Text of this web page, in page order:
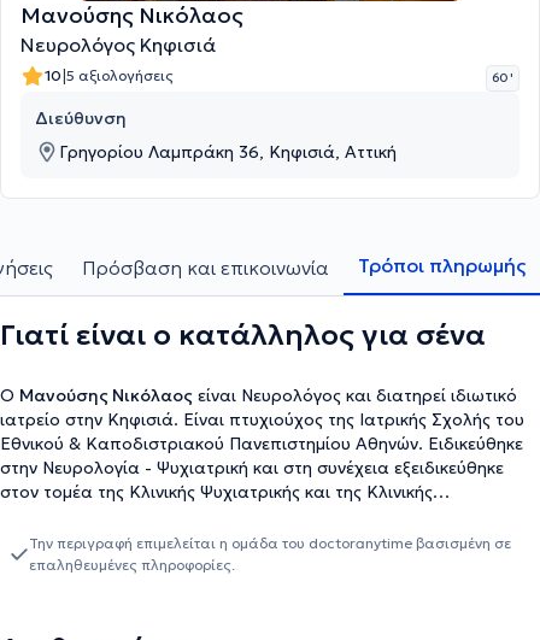
Μανούσης Νικόλαος
Νευρολόγος Κηφισιά
10|5 αξιολογήσεις 60 '
Διεύθυνση
Γρηγορίου Λαμπράκη 36, Κηφισιά, Αττική
Πρόσβαση και επικοινωνία Τρόποι πληρωμής
Γιατί είναι ο κατάλληλος για σένα
Ο Μανούσης Νικόλαος είναι Νευρολόγος και διατηρεί ιδιωτικό
ιατρείο στην Κηφισιά. Είναι πτυχιούχος της Ιατρικής Σχολής του
Εθνικού & Καποδιστριακού Πανεπιστημίου Αθηνών. Ειδικεύθηκε
στην Νευρολογία - Ψυχιατρική και στη συνέχεια εξειδικεύθηκε
στον τομέα της Κλινικής Ψυχιατρικής και της Κλινικής
εμπειρία, του έχει δώσει την ευκαιρία στην αντιμετώπιση των
αγχωδών, συναισθηματικών, ψυχωσικών και του αλκοολισμού ως
Την περιγραφή επιμελείται η ομάδα του doctoranytime βασισμένη σε
επαληθευμένες πληροφορίες.